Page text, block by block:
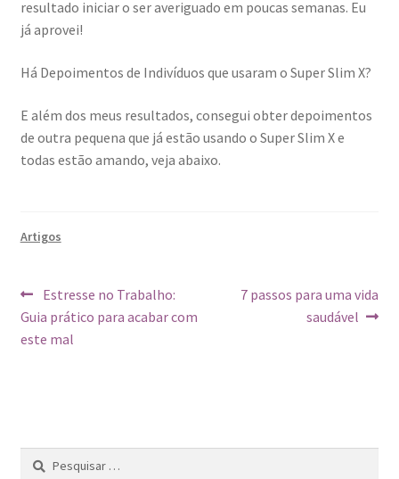
resultado iniciar o ser averiguado em poucas semanas. Eu
já aprovei!
Há Depoimentos de Indivíduos que usaram o Super Slim X?
E além dos meus resultados, consegui obter depoimentos
de outra pequena que já estão usando o Super Slim X e
todas estão amando, veja abaixo.
Publicado
Artigos
Navegação
de
Previous
post:
Estresse no Trabalho:
Guia prático para acabar com
este mal
Next
7 passos para uma vida
saudável
Pesquisar